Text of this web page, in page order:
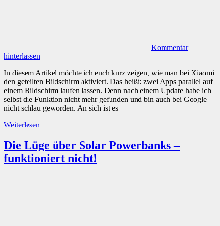
Kommentar
hinterlassen
In diesem Artikel möchte ich euch kurz zeigen, wie man bei Xiaomi
den geteilten Bildschirm aktiviert. Das heißt: zwei Apps parallel auf
einem Bildschirm laufen lassen. Denn nach einem Update habe ich
selbst die Funktion nicht mehr gefunden und bin auch bei Google
nicht schlau geworden. An sich ist es
Weiterlesen
Die Lüge über Solar Powerbanks –
funktioniert nicht!